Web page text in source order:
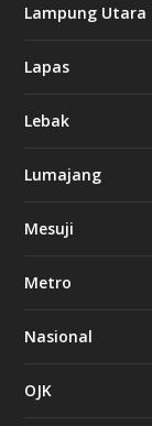
Lampung Utara
Lapas
Lebak
Lumajang
Mesuji
Metro
Nasional
OJK